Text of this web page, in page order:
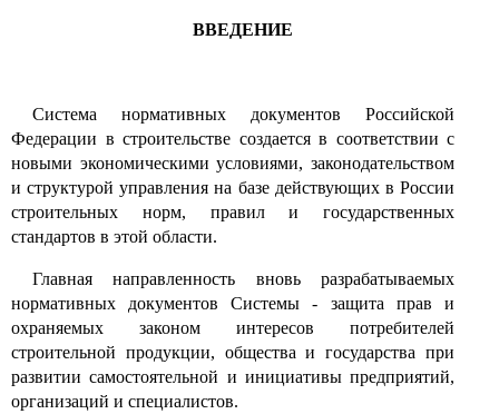
ВВЕДЕНИЕ
Система нормативных документов Российской
Федерации в строительстве создается в соответствии с
новыми экономическими условиями, законодательством
и структурой управления на базе действующих в России
строительных норм, правил и государственных
стандартов в этой области.
Главная направленность вновь разрабатываемых
нормативных документов Системы - защита прав и
охраняемых законом интересов потребителей
строительной продукции, общества и государства при
развитии самостоятельной и инициативы предприятий,
организаций и специалистов.